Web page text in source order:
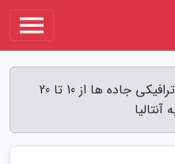
راهنمای جامع محدودیت های ترافیکی جاده ها از 10 تا 20